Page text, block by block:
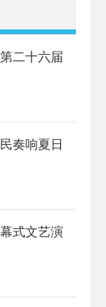
二十六届
奏响夏日
式文艺演